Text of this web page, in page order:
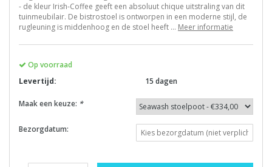
- de kleur Irish-Coffee geeft een absoluut chique uitstraling van dit
tuinmeubilair. De bistrostoel is ontworpen in een moderne stijl, de
rugleuning is middenhoog en de stoel heeft ... Meer informatie
Op voorraad
Levertijd:
15 dagen
Maak een keuze: *
Bezorgdatum: